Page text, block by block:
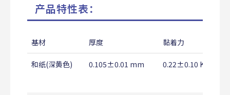
产品特性表：
基材 厚度 黏着力
和纸(深黄色) 0.105±0.01 mm 0.22±0.10 Kg/